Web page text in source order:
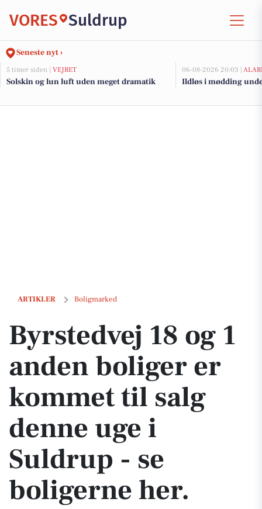
VORES Suldrup
Seneste nyt ›
5 timer siden | VEJRET
Solskin og lun luft uden meget dramatik
06-08-2026 20:03 |
Ildløs i mødding
ARTIKLER Boligmarked
Byrstedvej 18 og 1 anden boliger er kommet til salg denne uge i
Byrstedvej 18 og 1
anden boliger er
kommet til salg
denne uge i
Suldrup - se
boligerne her.